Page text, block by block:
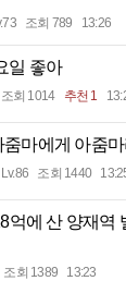
조회 789 13:26
일 좋아
조회 1014 추천 1
줌마에게 아줌
Lv.86 조회 1440
억에 산 양재역
조회 1389 13:23